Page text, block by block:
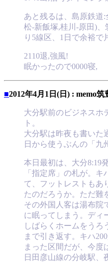
あと残るは、島原鉄道
松-新飯塚,桂川-原田)
り5線区、1日で余裕で
2110退,強風!
眠かったので0000寝,
■2012年4月1日(日) : memo
大分駅前のビジネスホ
ト。
大分駅は昨夜も書いた
日から使うぶんの「九
本日最初は、大分8:19
「指定席」の札が。
て、フットレストもあ
たのだろうか。ただ難
その外国人客は湯布院
に眠ってしまう。ディ
しばらくホームをうろ
まで引き返す。キハ
まった区間だが、今度
日田彦山線の分岐駅、